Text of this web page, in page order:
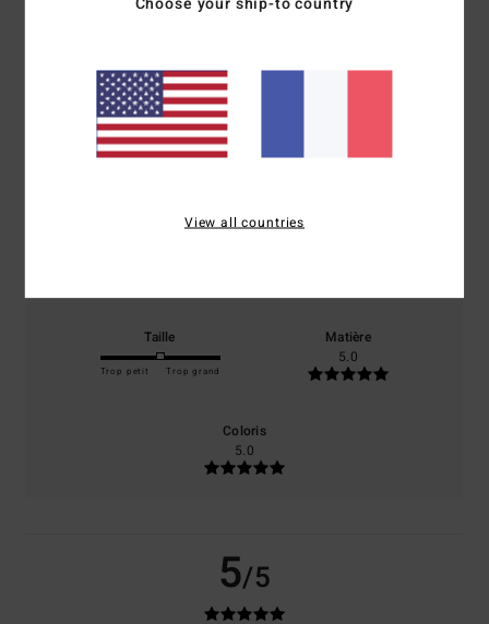
5.0
Taille
Trop petit Trop grand
Matière
5.0
Coloris
5.0
5/5
View all countries